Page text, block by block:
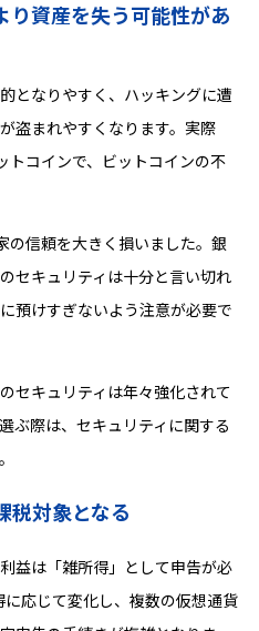
り資産を失う可能性があ
となりやすく、ハッキングに遭
盗まれやすくなります。実際
コインで、ビットコインの不
の信頼を大きく損いました。銀
セキュリティは十分と言い切れ
預けすぎないよう注意が必要で
セキュリティは年々強化されて
ぶ際は、セキュリティに関する
税対象となる
益は「雑所得」として申告が必
応じて変化し、複数の仮想通貨